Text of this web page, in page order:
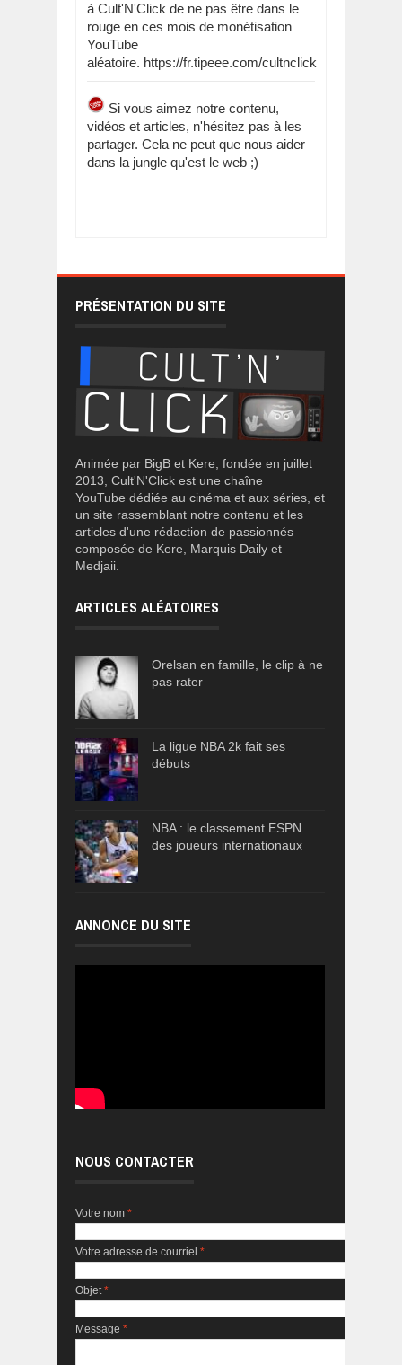
à Cult'N'Click de ne pas être dans le
rouge en ces mois de monétisation
YouTube
aléatoire. https://fr.tipeee.com/cultnclick
Si vous aimez notre contenu,
vidéos et articles, n'hésitez pas à les
partager. Cela ne peut que nous aider
dans la jungle qu'est le web ;)
PRÉSENTATION DU SITE
Animée par BigB et Kere, fondée en juillet
2013, Cult'N'Click est une chaîne
YouTube dédiée au cinéma et aux séries, et
un site rassemblant notre contenu et les
articles d'une rédaction de passionnés
composée de Kere, Marquis Daily et
Medjaii.
ARTICLES ALÉATOIRES
Orelsan en famille, le clip à ne
pas rater
La ligue NBA 2k fait ses
débuts
NBA : le classement ESPN
des joueurs internationaux
ANNONCE DU SITE
NOUS CONTACTER
Votre nom *
Votre adresse de courriel *
Objet *
Message *